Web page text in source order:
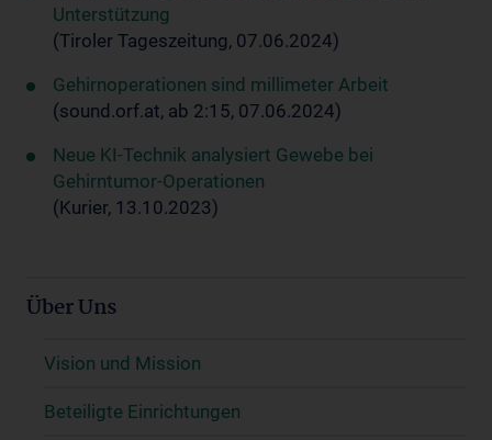
Unterstützung
(Tiroler Tageszeitung, 07.06.2024)
Gehirnoperationen sind millimeter Arbeit
(sound.orf.at, ab 2:15, 07.06.2024)
Neue KI-Technik analysiert Gewebe bei
Gehirntumor-Operationen
(Kurier, 13.10.2023)
Über Uns
Vision und Mission
Beteiligte Einrichtungen